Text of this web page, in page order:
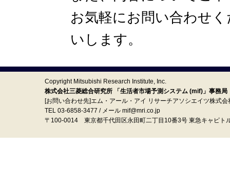
お気軽にお問い合わせ
いします。
Copyright Mitsubishi Research Institute, Inc.
株式会社三菱総合研究所 「生活者市場予測システム (mif)」事務局
[お問い合わせ先]エム・アール・アイ リサーチアソシエイツ株式会
TEL 03-6858-3477 / メール mif@mri.co.jp
〒100‐0014 東京都千代田区永田町二丁目10番3号 東急キャピト